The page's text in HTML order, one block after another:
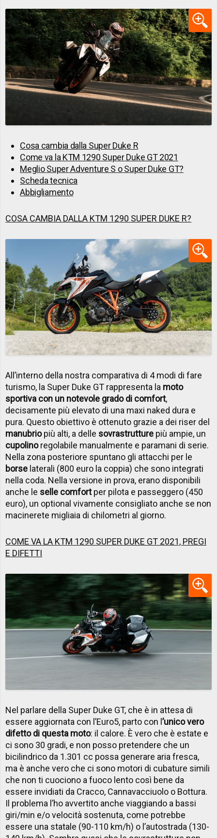
Cosa cambia dalla Super Duke R
Come va la KTM 1290 Super Duke GT 2021
Meglio Super Adventure S o Super Duke GT?
Scheda tecnica
Abbigliamento
COSA CAMBIA DALLA KTM 1290 SUPER DUKE R?
All’interno della nostra comparativa di 4 modi di fare
turismo, la Super Duke GT rappresenta la moto
sportiva con un notevole grado di comfort,
decisamente più elevato di una maxi naked dura e
pura. Questo obiettivo è ottenuto grazie a dei riser del
manubriopiù alti, a delle sovrastrutture più ampie, un
cupolinoregolabile manualmente e paramani di serie.
Nella zona posteriore spuntano gli attacchi per le
borse laterali (800 euro la coppia) che sono integrati
nella coda. Nella versione in prova, erano disponibili
anche le selle comfortper pilota e passeggero (450
euro), un optional vivamente consigliato anche se non
macinerete migliaia di chilometri al giorno.
COME VA LA KTM 1290 SUPER DUKE GT 2021, PREGI
E DIFETTI
Nel parlare della Super Duke GT, che è in attesa di
essere aggiornata con l’Euro5, parto con l’unico vero
difetto di questa moto: il calore. È vero che è estate e
ci sono 30 gradi, e non posso pretendere che un
bicilindrico da 1.301 cc possa generare aria fresca,
ma è anche vero che ci sono motori di cubature simili
che non ti cuociono a fuoco lento così bene da
essere invidiati da Cracco, Cannavacciuolo o Bottura.
Il problema l’ho avvertito anche viaggiando a bassi
giri/min e/o velocità sostenuta, come potrebbe
essere una statale (90-110 km/h) o l’autostrada (130-